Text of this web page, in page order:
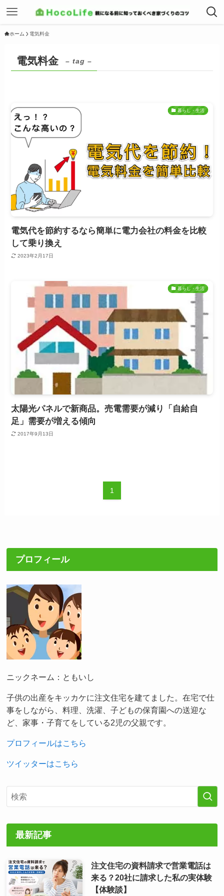
ホーム 電気料金
電気料金 – tag –
暮らし・生活
電気代を節約するなら簡単に電力会社の料金を比較
して乗り換え
2023年2月17日
暮らし・生活
太陽光パネルで新商品。売電需要が減り「自給自
足」需要が増える傾向
2017年9月13日
1
プロフィール
ニックネーム：ともいし
子供の出産をキッカケに注文住宅を建てました。在宅で仕
事をしながら、料理、洗濯、子どもの保育園への送迎な
ど、家事・子育てをしている2児の父親です。
プロフィールはこちら
ツイッターはこちら
最新記事
注文住宅の資料請求で営業電話は
来る？20社に請求した私の実体験
【体験談】